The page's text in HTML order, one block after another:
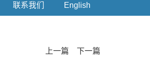
联系我们 English
上一篇 下一篇